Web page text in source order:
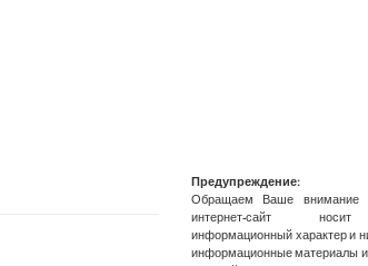
Предупреждение:
Обращаем Ваше внимание
интернет-сайт носит
информационный характер и
информационные материалы